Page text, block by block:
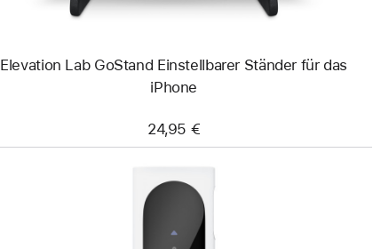
Elevation Lab GoStand Einstellbarer Ständer für das
iPhone
24,95 €